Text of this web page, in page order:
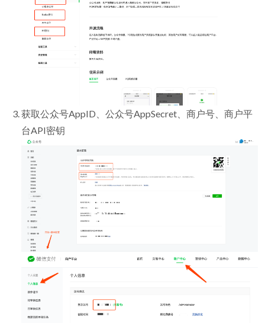
获取公众号AppID、公众号AppSecret、商户号、商户平
台API密钥